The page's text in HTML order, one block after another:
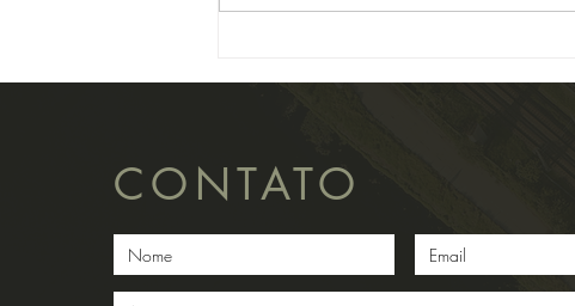
condominial, a Segunda Seção do
CONTATO